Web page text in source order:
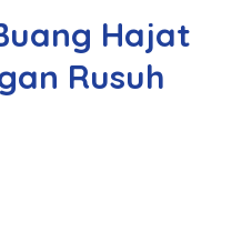
Hajat
Rusuh